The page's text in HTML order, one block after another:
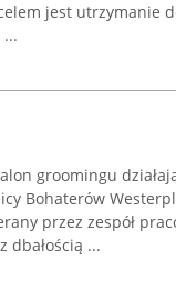
jest utrzymanie
groomingu
Bohaterów
przez zespół
dbałością ...